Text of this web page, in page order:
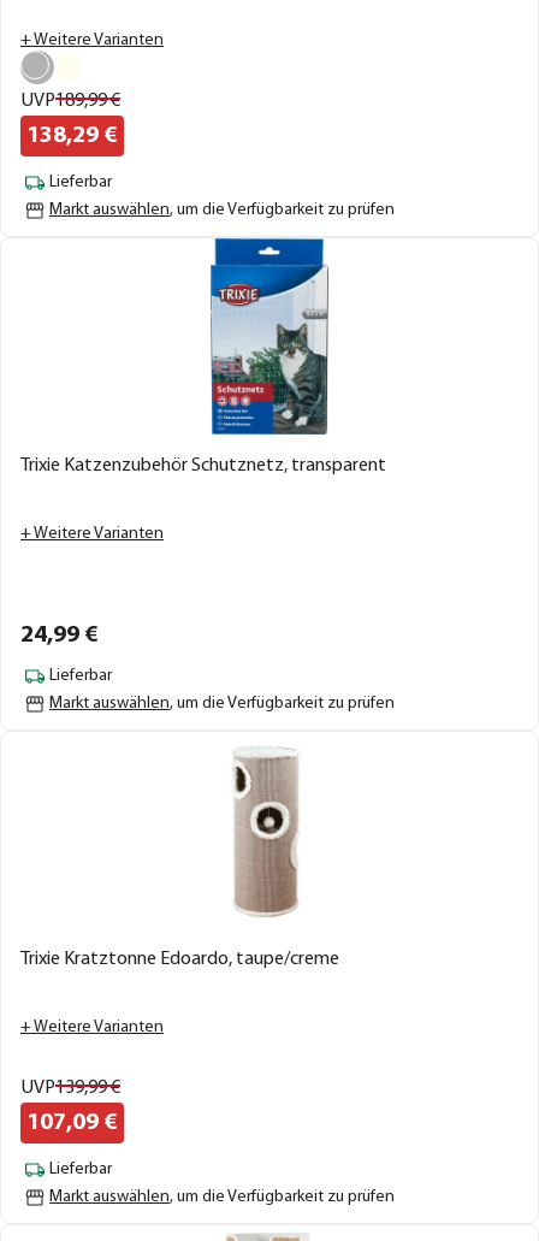
+ Weitere Varianten
UVP189,99€
138,29 €
Lieferbar
Markt auswählen, um die Verfügbarkeit zu prüfen
Trixie Katzenzubehör Schutznetz, transparent
+ Weitere Varianten
24,99 €
Lieferbar
Markt auswählen, um die Verfügbarkeit zu prüfen
Trixie Kratztonne Edoardo, taupe/creme
+ Weitere Varianten
UVP139,99€
107,09 €
Lieferbar
Markt auswählen, um die Verfügbarkeit zu prüfen